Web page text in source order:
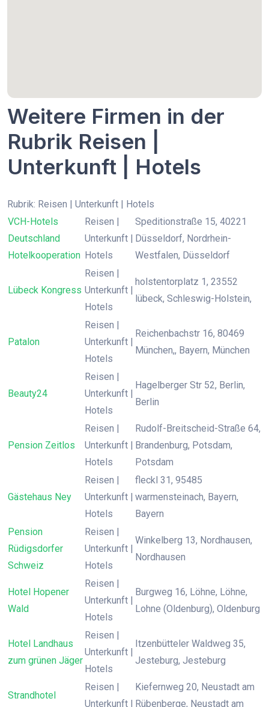
Weitere Firmen in der
Rubrik Reisen |
Unterkunft | Hotels
Rubrik: Reisen | Unterkunft | Hotels
VCH-Hotels
Deutschland
Hotelkooperation
Reisen |
Unterkunft |
Hotels
Speditionstraße 15, 40221
Düsseldorf, Nordrhein-
Westfalen, Düsseldorf
Lübeck Kongress
Reisen |
Unterkunft |
Hotels
holstentorplatz 1, 23552
lübeck, Schleswig-Holstein,
Patalon
Reisen |
Unterkunft |
Hotels
Reichenbachstr 16, 80469
München,, Bayern, München
Beauty24
Reisen |
Unterkunft |
Hotels
Hagelberger Str 52, Berlin,
Berlin
Pension Zeitlos
Reisen |
Unterkunft |
Hotels
Rudolf-Breitscheid-Straße 64,
Brandenburg, Potsdam,
Potsdam
Gästehaus Ney
Reisen |
Unterkunft |
Hotels
fleckl 31, 95485
warmensteinach, Bayern,
Bayern
Pension
Rüdigsdorfer
Schweiz
Reisen |
Unterkunft |
Hotels
Winkelberg 13, Nordhausen,
Nordhausen
Hotel Hopener
Wald
Reisen |
Unterkunft |
Hotels
Burgweg 16, Löhne, Löhne,
Lohne (Oldenburg), Oldenburg
Hotel Landhaus
zum grünen Jäger
Reisen |
Unterkunft |
Hotels
Itzenbütteler Waldweg 35,
Jesteburg, Jesteburg
Strandhotel
Reisen |
Unterkunft |
Kiefernweg 20, Neustadt am
Rübenberge, Neustadt am